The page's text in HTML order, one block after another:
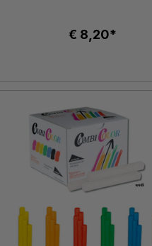
€ 8,20*